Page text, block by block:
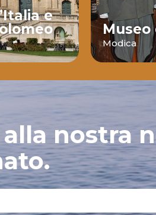
e
Modica
nostra